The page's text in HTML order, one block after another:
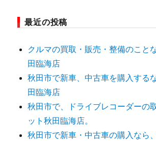
最近の投稿
クルマの買取・販売・整備のこと
田臨海店
秋田市で新車、中古車を購入する
田臨海店
秋田市で、ドライブレコーダーの
ット秋田臨海店。
秋田市で新車・中古車の購入なら